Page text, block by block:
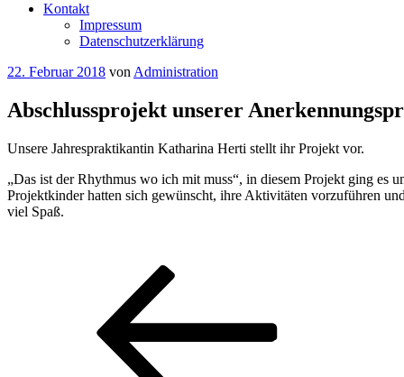
Kontakt
Impressum
Datenschutzerklärung
Veröffentlicht
22. Februar 2018 von Administration
Abschlussprojekt unserer
Unsere Jahrespraktikantin Katharina Herti stellt ihr Projekt vor.
„Das ist der Rhythmus wo ich mit muss“, in diesem Projekt ging es
Projektkinder hatten sich gewünscht, ihre Aktivitäten vorzuführen
viel Spaß.
Beitragsnavigation